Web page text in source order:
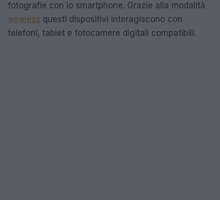
fotografie con lo smartphone. Grazie alla modalità
wireless questi dispositivi interagiscono con
telefoni, tablet e fotocamere digitali compatibili.